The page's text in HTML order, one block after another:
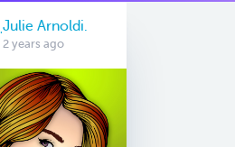
Julie Arnoldi.
2 years ago